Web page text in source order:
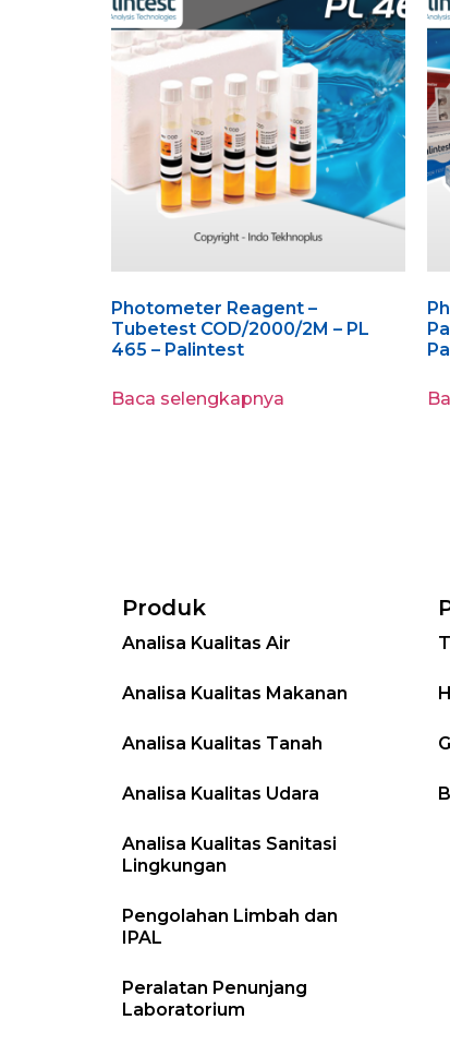
Photometer Reagent –
Tubetest COD/2000/2M – PL
465 – Palintest
Baca selengkapnya
Produk
Analisa Kualitas Air
Analisa Kualitas Makanan
Analisa Kualitas Tanah
Analisa Kualitas Udara
Analisa Kualitas Sanitasi
Lingkungan
Pengolahan Limbah dan
IPAL
Peralatan Penunjang
Laboratorium